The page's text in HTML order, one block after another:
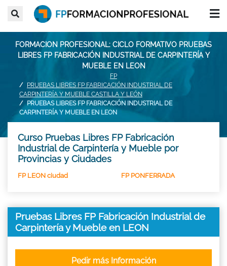
FORMACION PROFESIONAL: CICLO FORMATIVO PRUEBAS
LIBRES FP FABRICACIÓN INDUSTRIAL DE CARPINTERÍA Y
MUEBLE EN LEON
FP
PRUEBAS LIBRES FP FABRICACIÓN INDUSTRIAL DE
CARPINTERÍA Y MUEBLE CASTILLA Y LEÓN
PRUEBAS LIBRES FP FABRICACIÓN INDUSTRIAL DE
CARPINTERÍA Y MUEBLE EN LEON
Curso Pruebas Libres FP Fabricación
Industrial de Carpintería y Mueble por
Provincias y Ciudades
FP LEON ciudad FP PONFERRADA
Pruebas Libres FP Fabricación Industrial de
Carpintería y Mueble en LEON
Pedir más Información